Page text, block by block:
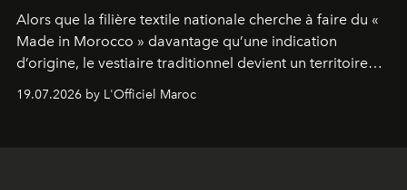
Alors que la filière textile nationale cherche à faire du «
Made in Morocco » davantage qu’une indication
d’origine, le vestiaire traditionnel devient un territoire
d’expérimentation. Avec Néo Beldi, Diamantine en
révise les proportions et les usages pour l’inscrire dans
19.07.2026 by L'Officiel Maroc